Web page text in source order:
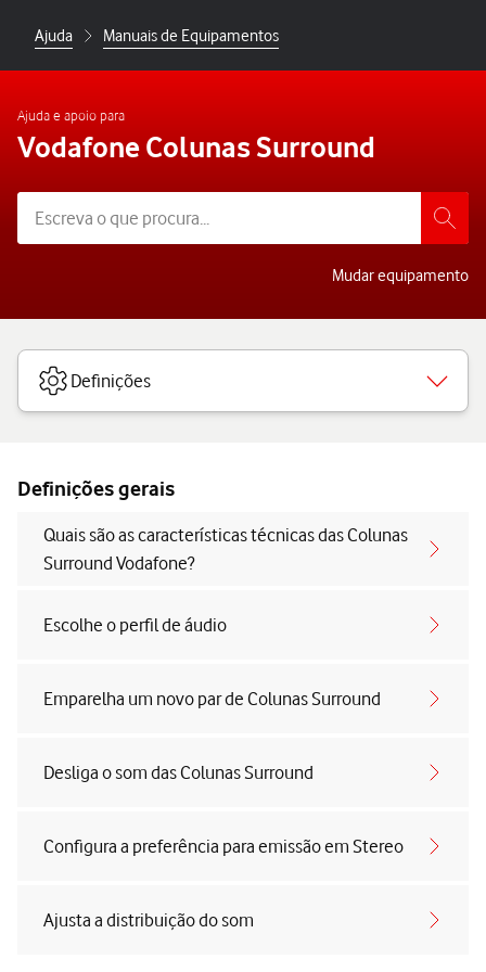
Ajuda Manuais de Equipamentos
Ajuda e apoio para
Vodafone Colunas Surround
Mudar equipamento
Definições
Definições gerais
Quais são as características técnicas das Colunas
Surround Vodafone?
Escolhe o perfil de áudio
Emparelha um novo par de Colunas Surround
Desliga o som das Colunas Surround
Configura a preferência para emissão em Stereo
Ajusta a distribuição do som